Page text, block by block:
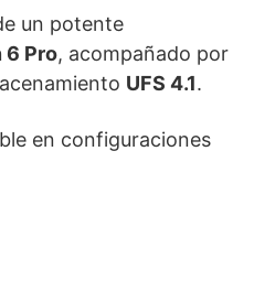
un potente
6 Pro, acompañado por
UFS 4.1.
en configuraciones